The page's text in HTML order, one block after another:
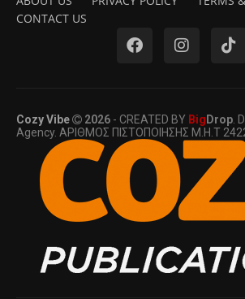
CONTACT US
Cozy Vibe 2026 - CREATED BY Big Drop.
Agency. ΑΡΙΘΜΟΣ ΠΙΣΤΟΠΟΙΗΣΗΣ Μ.Η.Τ